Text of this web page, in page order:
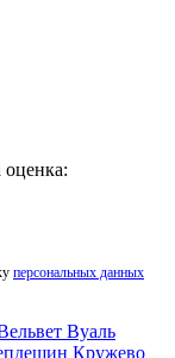
персональных данных
Вуаль
Кружево